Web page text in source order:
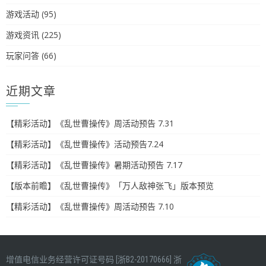
游戏活动 (95)
游戏资讯 (225)
玩家问答 (66)
近期文章
【精彩活动】《乱世曹操传》周活动预告 7.31
【精彩活动】《乱世曹操传》活动预告7.24
【精彩活动】《乱世曹操传》暑期活动预告 7.17
【版本前瞻】《乱世曹操传》「万人敌神张飞」版本预览
【精彩活动】《乱世曹操传》周活动预告 7.10
增值电信业务经营许可证号码 [浙B2-20170666] 浙